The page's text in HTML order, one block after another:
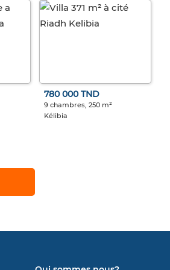
780 000 TND
9 chambres, 250 m²
Kélibia